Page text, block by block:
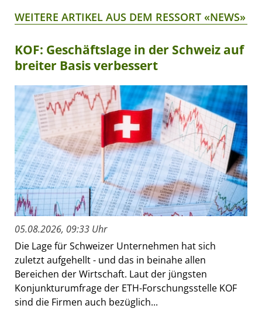
WEITERE ARTIKEL AUS DEM RESSORT «NEWS»
KOF: Geschäftslage in der Schweiz auf
breiter Basis verbessert
05.08.2026, 09:33 Uhr
Die Lage für Schweizer Unternehmen hat sich
zuletzt aufgehellt - und das in beinahe allen
Bereichen der Wirtschaft. Laut der jüngsten
Konjunkturumfrage der ETH-Forschungsstelle KOF
sind die Firmen auch bezüglich...